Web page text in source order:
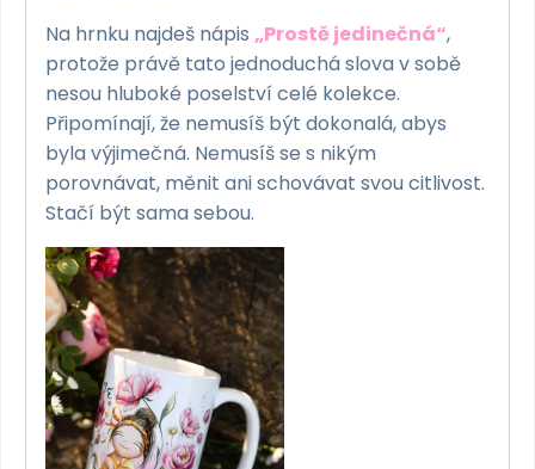
Na hrnku najdeš nápis „Prostě jedinečná“,
protože právě tato jednoduchá slova v sobě
nesou hluboké poselství celé kolekce.
Připomínají, že nemusíš být dokonalá, abys
byla výjimečná. Nemusíš se s nikým
porovnávat, měnit ani schovávat svou citlivost.
Stačí být sama sebou.